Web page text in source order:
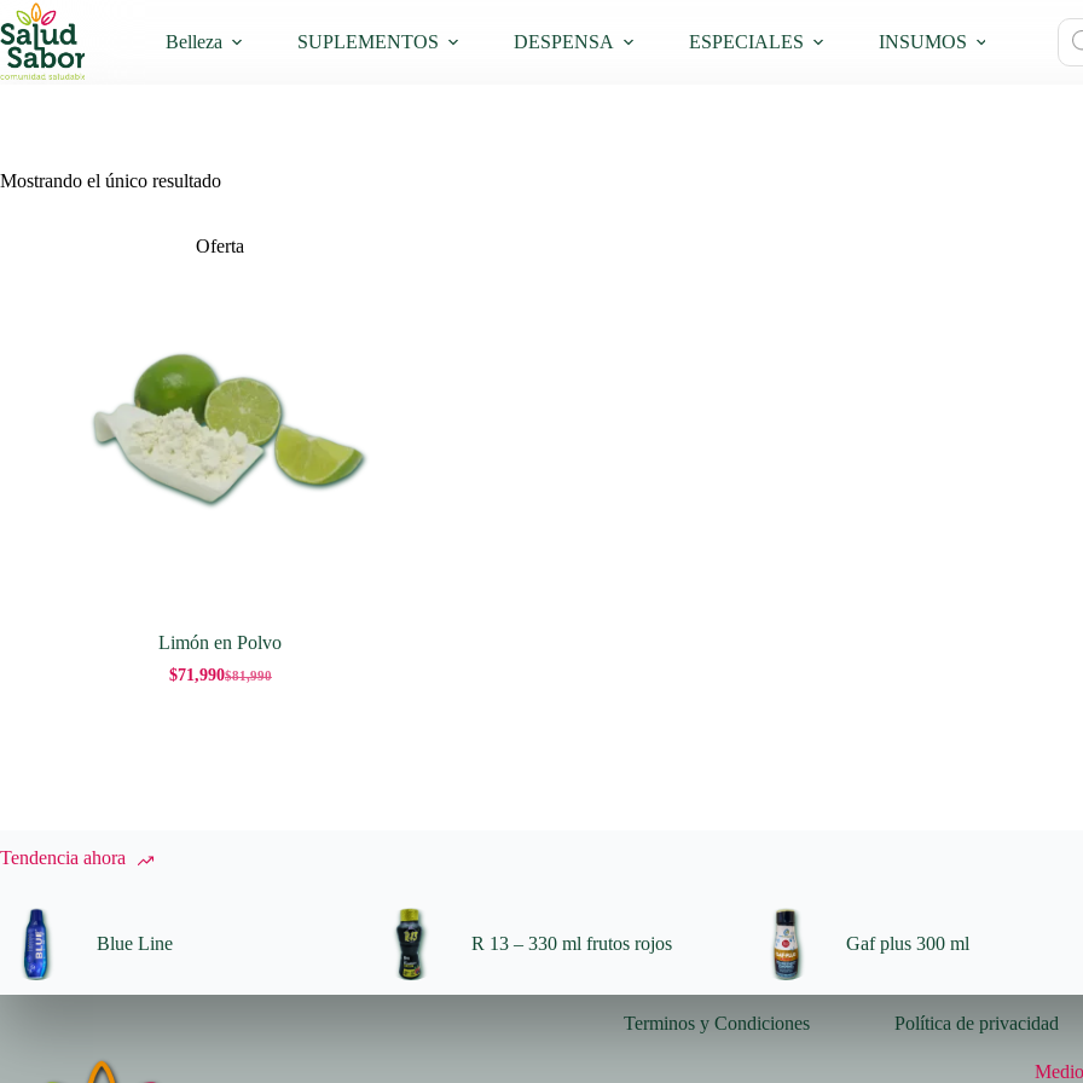
Saltar
al
contenido
Belleza SUPLEMENTOS DESPENSA ESPECIALES INSUMOS
de
Mostrando el único resultado
Oferta
Limón en Polvo
$81,990
El
$71,990El
Tendencia ahora
Blue Line R 13 – 330 ml frutos rojos Gaf plus 300 ml
Terminos y Condiciones Política de privacidad